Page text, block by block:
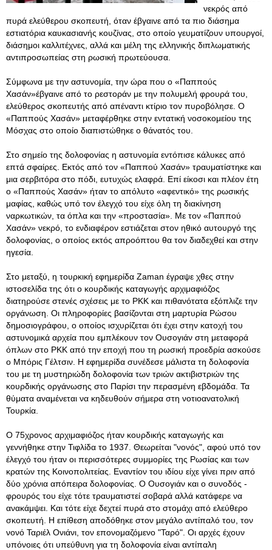
νεκρός από
πυρά ελεύθερου σκοπευτή, όταν έβγαινε από τα πιο διάσημα
εστιατόρια καυκασιανής κουζίνας, στο οποίο γευματίζουν υπουργοί,
διάσημοι καλλιτέχνες, αλλά και μέλη της ελληνικής διπλωματικής
αντιπροσωπείας στη ρωσική πρωτεύουσα.
Σύμφωνα με την αστυνομία, την ώρα που ο «Παππούς
Χασάν»έβγαινε από το ρεστοράν με την πολυμελή φρουρά του,
ελεύθερος σκοπευτής από απέναντι κτίριο τον πυροβόλησε. Ο
«Παππούς Χασάν» μεταφέρθηκε στην εντατική νοσοκομείου της
Μόσχας στο οποίο διαπιστώθηκε ο θάνατός του.
Στο σημείο της δολοφονίας η αστυνομία εντόπισε κάλυκες από
επτά σφαίρες. Εκτός από τον «Παππού Χασάν» τραυματίστηκε και
μια σερβιτόρα στο πόδι, ευτυχώς ελαφρά. Επί είκοσι και πλέον έτη
ο «Παππούς Χασάν» ήταν το απόλυτο «αφεντικό» της ρωσικής
μαφίας, καθώς υπό τον έλεγχό του είχε όλη τη διακίνηση
ναρκωτικών, τα όπλα και την «προστασία». Με τον «Παππού
Χασάν» νεκρό, το ενδιαφέρον εστιάζεται στον ηθικό αυτουργό της
δολοφονίας, ο οποίος εκτός απροόπτου θα τον διαδεχθεί και στην
ηγεσία.
Στο μεταξύ, η τουρκική εφημερίδα Zaman έγραψε χθες στην
ιστοσελίδα της ότι ο κουρδικής καταγωγής αρχιμαφιόζος
διατηρούσε στενές σχέσεις με το ΡΚΚ και πιθανότατα εξόπλιζε την
οργάνωση. Οι πληροφορίες βασίζονται στη μαρτυρία Ρώσου
δημοσιογράφου, ο οποίος ισχυρίζεται ότι έχει στην κατοχή του
αστυνομικά αρχεία που εμπλέκουν τον Ουσογιάν στη μεταφορά
όπλων στο ΡΚΚ από την εποχή που τη ρωσική προεδρία ασκούσε
ο Μπόρις Γέλτσιν. Η εφημερίδα συνέδεσε μάλιστα τη δολοφονία
του με τη μυστηριώδη δολοφονία των τριών ακτιβιστριών της
κουρδικής οργάνωσης στο Παρίσι την περασμένη εβδομάδα. Τα
θύματα αναμένεται να κηδευθούν σήμερα στη νοτιοανατολική
Τουρκία.
Ο 75χρονος αρχιμαφιόζος ήταν κουρδικής καταγωγής και
γεννήθηκε στην Τιφλίδα το 1937. Θεωρείται "νονός", αφού υπό τον
έλεγχό του ήταν οι περισσότερες συμμορίες της Ρωσίας και των
κρατών της Κοινοπολιτείας. Εναντίον του ιδίου είχε γίνει πριν από
δύο χρόνια απόπειρα δολοφονίας. Ο Ουσογιάν και ο συνοδός -
φρουρός του είχε τότε τραυματιστεί σοβαρά αλλά κατάφερε να
ανακάμψει. Και τότε είχε δεχτεί πυρά στο στομάχι από ελεύθερο
σκοπευτή. Η επίθεση αποδόθηκε στον μεγάλο αντίπαλό του, τον
νονό Ταριέλ Ονιάνι, τον επονομαζόμενο "Ταρό". Οι αρχές έχουν
υπόνοιες ότι υπεύθυνη για τη δολοφονία είναι αντίπαλη